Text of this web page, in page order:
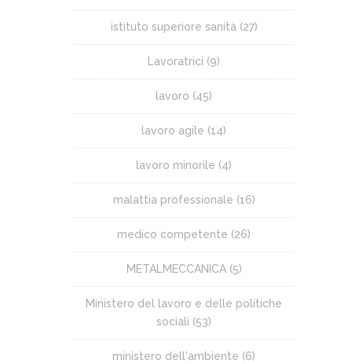
istituto superiore sanità(27)
Lavoratrici (9)
lavoro (45)
lavoro agile (14)
lavoro minorile (4)
malattia professionale (16)
medico competente (26)
METALMECCANICA(5)
Ministero del lavoro e delle politiche
sociali (53)
ministero dell'ambiente (6)